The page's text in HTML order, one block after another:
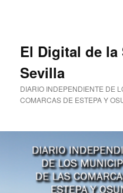
El Digital de la
Sevilla
DIARIO INDEPENDIENTE DE
COMARCAS DE ESTEPA Y